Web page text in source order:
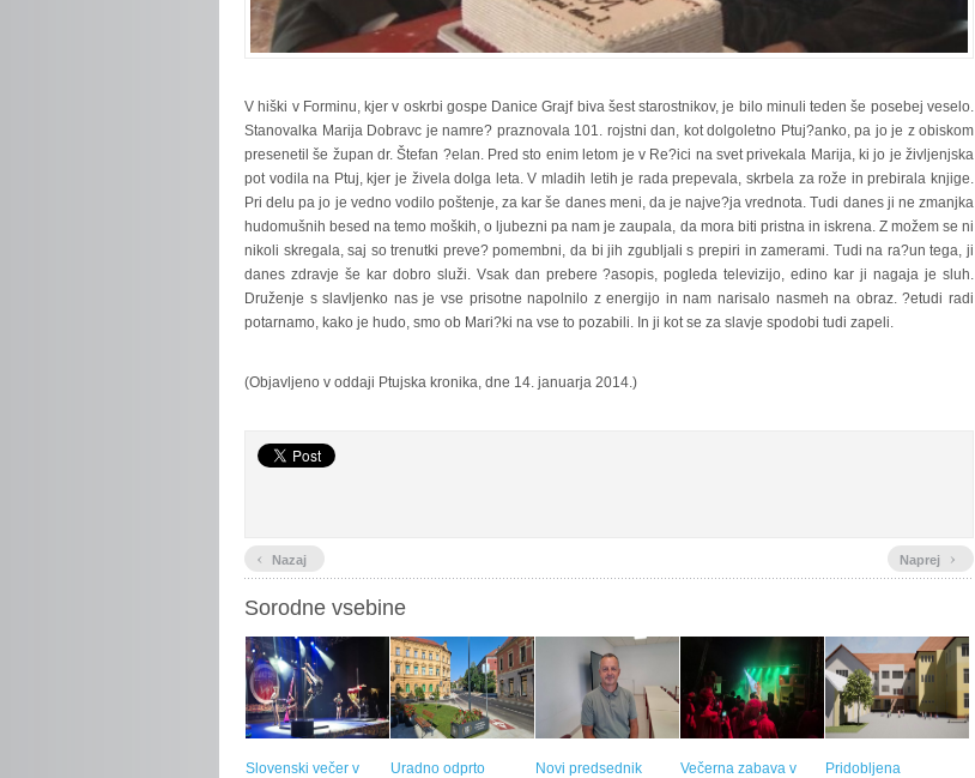
V hiški v Forminu, kjer v oskrbi gospe Danice Grajf biva šest starostnikov, je bilo minuli teden še posebej veselo.
Stanovalka Marija Dobravc je namre? praznovala 101. rojstni dan, kot dolgoletno Ptuj?anko, pa jo je z obiskom
presenetil še župan dr. Štefan ?elan. Pred sto enim letom je v Re?ici na svet privekala Marija, ki jo je življenjska
pot vodila na Ptuj, kjer je živela dolga leta. V mladih letih je rada prepevala, skrbela za rože in prebirala knjige.
Pri delu pa jo je vedno vodilo poštenje, za kar še danes meni, da je najve?ja vrednota. Tudi danes ji ne zmanjka
hudomušnih besed na temo moških, o ljubezni pa nam je zaupala, da mora biti pristna in iskrena. Z možem se ni
nikoli skregala, saj so trenutki preve? pomembni, da bi jih zgubljali s prepiri in zamerami. Tudi na ra?un tega, ji
danes zdravje še kar dobro služi. Vsak dan prebere ?asopis, pogleda televizijo, edino kar ji nagaja je sluh.
Druženje s slavljenko nas je vse prisotne napolnilo z energijo in nam narisalo nasmeh na obraz. ?etudi radi
potarnamo, kako je hudo, smo ob Mari?ki na vse to pozabili. In ji kot se za slavje spodobi tudi zapeli.
(Objavljeno v oddaji Ptujska kronika, dne 14. januarja 2014.)
‹ Nazaj Naprej ›
Sorodne vsebine
Slovenski večer v
Uradno odprto
Novi predsednik
Večerna zabava v
Pridobljena